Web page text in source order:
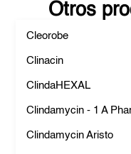
Otros
Cleorobe
Clinacin
ClindaHEXAL
Clindamycin - 1 A
Clindamycin Aristo